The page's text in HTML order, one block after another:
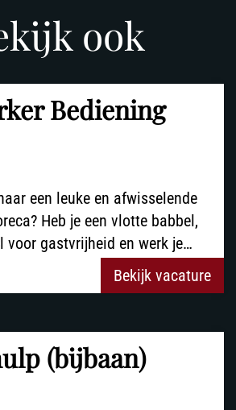
ook
Bediening
een leuke en afwisselende
Heb je een vlotte babbel,
voor gastvrijheid en werk je…
Bekijk vacature
(bijbaan)